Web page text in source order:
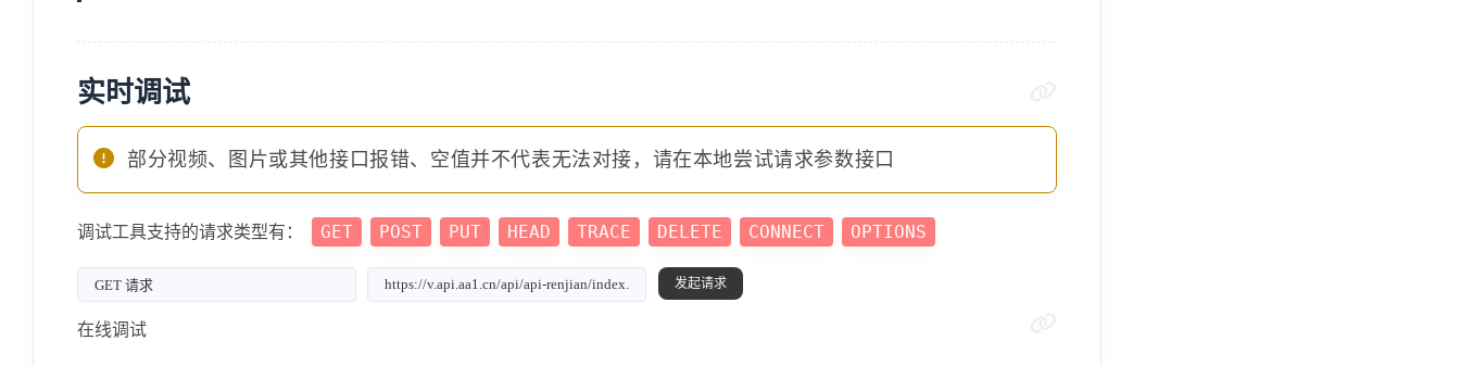
实时调试
部分视频、图片或其他接口报错、空值并不代表无法对接，请在本地尝试请求参数接口
调试工具支持的请求类型有： GET POST PUT HEAD TRACE DELETE CONNECT OPTIONS
在线调试